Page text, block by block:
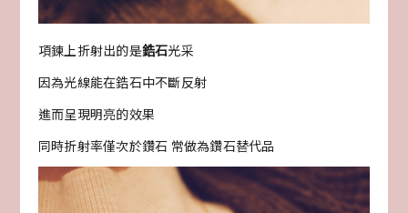
項鍊上折射出的是鋯石光采
因為光線能在鋯石中不斷反射
進而呈現明亮的效果
同時折射率僅次於鑽石 常做為鑽石替代品